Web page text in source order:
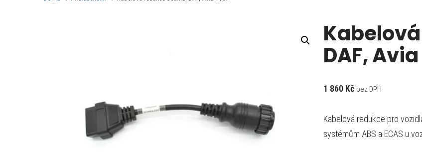
DAF,
1 860 Kč bez DPH
Kabelová redukce pro
systémům ABS a ECAS u